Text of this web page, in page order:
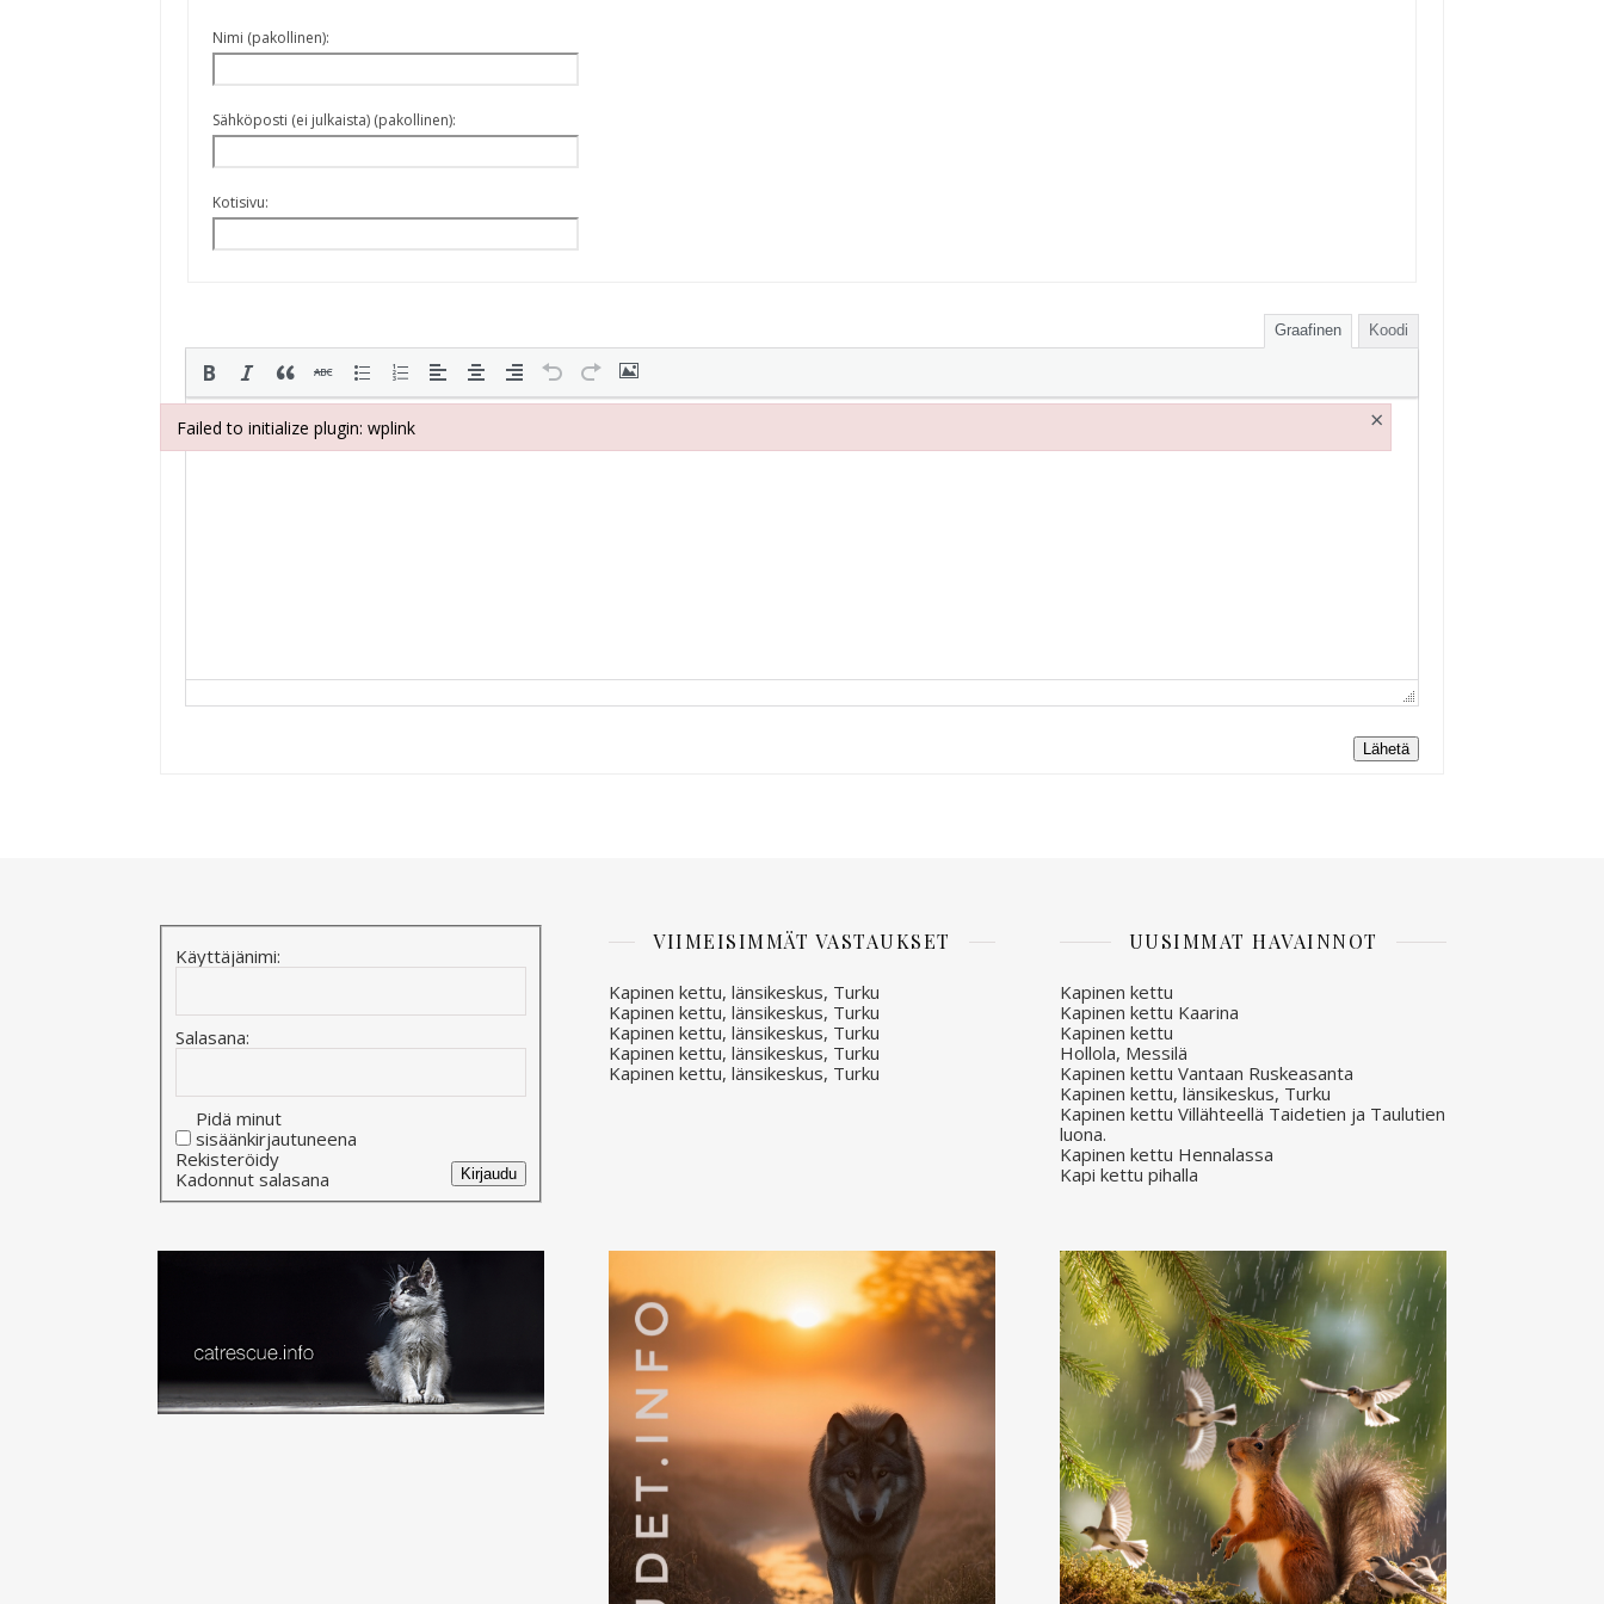
Nimi (pakollinen):
Sähköposti (ei julkaista) (pakollinen):
Kotisivu:
Graafinen Koodi
Lähetä
Käyttäjänimi:
Salasana:
Pidä minut
sisäänkirjautuneena
Alternative:
Kirjaudu
Rekisteröidy
Kadonnut salasana
VIIMEISIMMÄT VASTAUKSET
Kapinen kettu, länsikeskus, Turku
Kapinen kettu, länsikeskus, Turku
Kapinen kettu, länsikeskus, Turku
Kapinen kettu, länsikeskus, Turku
Kapinen kettu, länsikeskus, Turku
UUSIMMAT HAVAINNOT
Kapinen kettu
Kapinen kettu Kaarina
Kapinen kettu
Hollola, Messilä
Kapinen kettu Vantaan Ruskeasanta
Kapinen kettu, länsikeskus, Turku
Kapinen kettu Villähteellä Taidetien ja Taulutien
luona.
Kapinen kettu Hennalassa
Kapi kettu pihalla
Failed to initialize plugin: wplink ×
Failed to initialize plugin: wplink